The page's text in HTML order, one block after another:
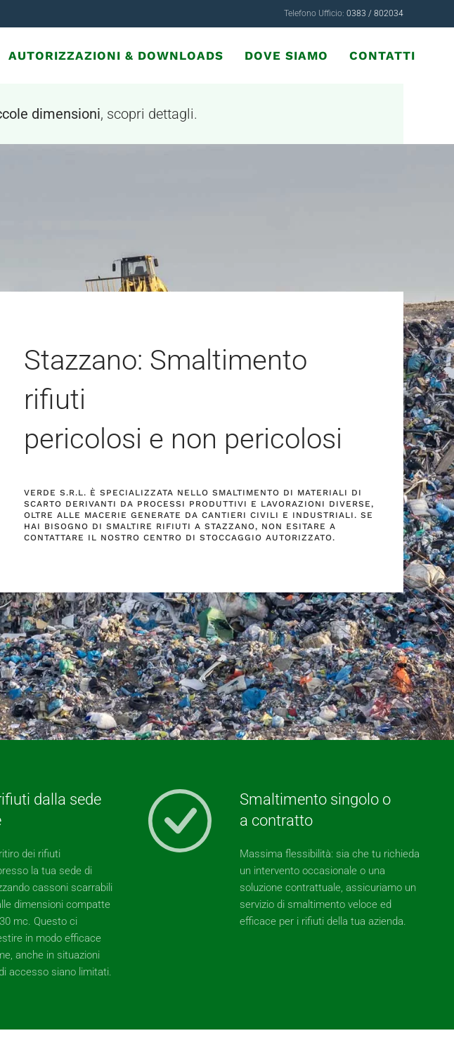
Telefono Ufficio: 0383 / 802034
AUTORIZZAZIONI & DOWNLOADS DOVE SIAMO CONTATTI
dimensioni, scopri dettagli.
Stazzano: Smaltimento
rifiuti
pericolosi e non pericolosi
VERDE S.R.L. È SPECIALIZZATA NELLO SMALTIMENTO DI MATERIALI DI
SCARTO DERIVANTI DA PROCESSI PRODUTTIVI E LAVORAZIONI DIVERSE,
OLTRE ALLE MACERIE GENERATE DA CANTIERI CIVILI E INDUSTRIALI. SE
HAI BISOGNO DI SMALTIRE RIFIUTI A STAZZANO, NON ESITARE A
CONTATTARE IL NOSTRO CENTRO DI STOCCAGGIO AUTORIZZATO.
dalla sede
dei rifiuti
la tua sede di
cassoni scarrabili
dimensioni compatte
mc. Questo ci
in modo efficace
anche in situazioni
accesso siano limitati.
Smaltimento singolo o
a contratto
Massima flessibilità: sia che tu richieda
un intervento occasionale o una
soluzione contrattuale, assicuriamo un
servizio di smaltimento veloce ed
efficace per i rifiuti della tua azienda.